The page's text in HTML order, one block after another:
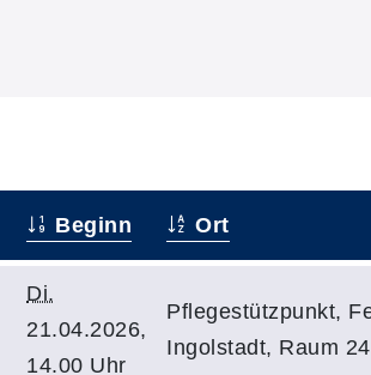
Beginn Ort
Di.
21.04.2026,
14.00 Uhr
Pflegestützpunkt,
Ingolstadt, Raum 24